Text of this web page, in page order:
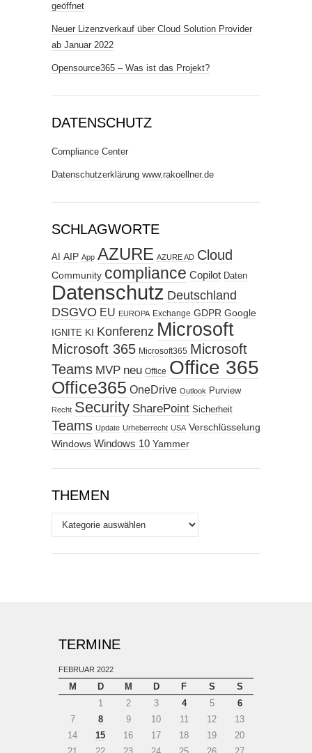
geöffnet
Neuer Lizenzverkauf über Cloud Solution Provider
ab Januar 2022
Opensource365 – Was ist das Projekt?
DATENSCHUTZ
Compliance Center
Datenschutzerklärung www.rakoellner.de
SCHLAGWORTE
AI AIP App AZURE AZURE AD Cloud
Community compliance Copilot Daten
Datenschutz Deutschland
DSGVO EU EUROPA Exchange GDPR Google
IGNITE KI Konferenz Microsoft
Microsoft 365 Microsoft365 Microsoft
Teams MVP neu Office Office 365
Office365 OneDrive Outlook Purview
Recht Security SharePoint Sicherheit
Teams Update Urheberrecht USA Verschlüsselung
Windows Windows 10 Yammer
THEMEN
Themen
TERMINE
FEBRUAR 2022
M D M D F S
S
1
2 3 4 5
6
7
8 9 10 11 12
13
14
15 16 17 18 19
20